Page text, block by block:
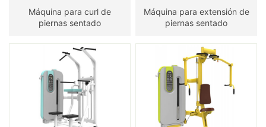
Máquina para curl de
piernas sentado
Máquina para extensión de
piernas sentado